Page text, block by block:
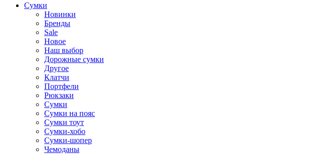
Cумки
Новинки
Бренды
Sale
Новое
Наш выбор
Дорожные сумки
Другое
Клатчи
Портфели
Рюкзаки
Сумки
Сумки на пояс
Сумки тоут
Сумки-хобо
Сумки-шопер
Чемоданы